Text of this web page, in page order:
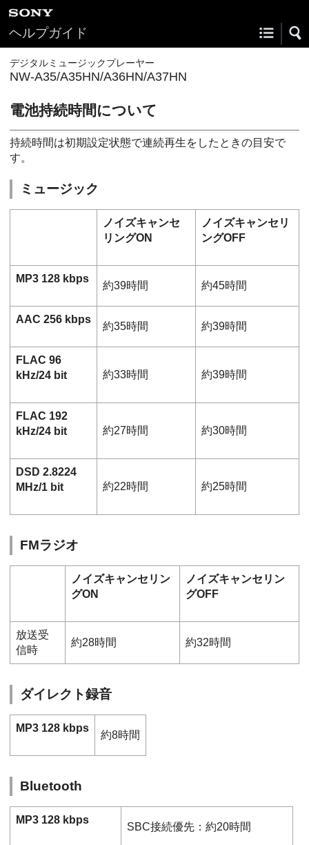
ヘルプガイド
デジタルミュージックプレーヤー
NW-A35/A35HN/A36HN/A37HN
電池持続時間について
持続時間は初期設定状態で連続再生をしたときの目安で
す。
ミュージック
ノイズキャンセ
リングON
ノイズキャンセリ
ングOFF
MP3 128 kbps
約39時間 約45時間
AAC 256 kbps
約35時間 約39時間
FLAC 96
kHz/24 bit
約33時間 約39時間
FLAC 192
kHz/24 bit
約27時間 約30時間
DSD 2.8224
MHz/1 bit
約22時間 約25時間
FMラジオ
ノイズキャンセリン
グON
ノイズキャンセリン
グOFF
放送受
信時
約28時間 約32時間
ダイレクト録音
MP3 128 kbps
約8時間
Bluetooth
MP3 128 kbps
SBC接続優先：約20時間